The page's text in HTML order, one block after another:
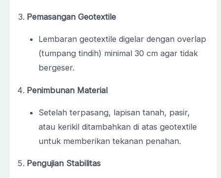
Pemasangan Geotextile
Lembaran geotextile digelar dengan overlap
(tumpang tindih) minimal 30 cm agar tidak
bergeser.
Penimbunan Material
Setelah terpasang, lapisan tanah, pasir,
atau kerikil ditambahkan di atas geotextile
untuk memberikan tekanan penahan.
Pengujian Stabilitas